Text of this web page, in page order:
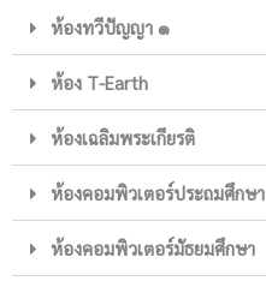
ห้องทวีปัญญา ๑
ห้อง T-Earth
ห้องเฉลิมพระเกียรติ
ห้องคอมพิวเตอร์ประถมศึกษา
ห้องคอมพิวเตอร์มัธยมศึกษา